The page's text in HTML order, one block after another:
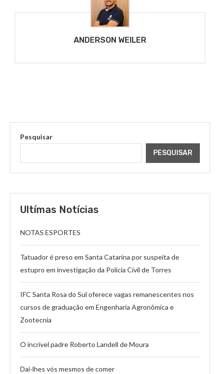
ANDERSON WEILER
Pesquisar
PESQUISAR
Ultímas Notícias
NOTAS ESPORTES
Tatuador é preso em Santa Catarina por suspeita de
estupro em investigação da Polícia Civil de Torres
IFC Santa Rosa do Sul oferece vagas remanescentes nos
cursos de graduação em Engenharia Agronômica e
Zootecnia
O incrível padre Roberto Landell de Moura
Dai-lhes vós mesmos de comer